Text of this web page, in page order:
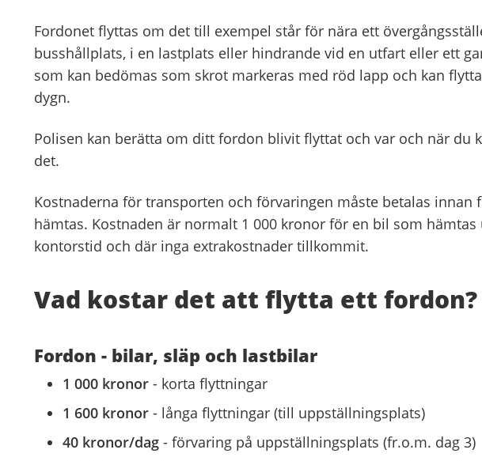
Fordonet flyttas om det till exempel står för nära ett
busshållplats, i en lastplats eller hindrande vid en utfart eller ett
som kan bedömas som skrot markeras med röd lapp och kan
dygn.
Polisen kan berätta om ditt fordon blivit flyttat och var och när du
det.
Kostnaderna för transporten och förvaringen måste betalas innan
hämtas. Kostnaden är normalt 1 000 kronor för en bil som
kontorstid och där inga extrakostnader tillkommit.
Vad kostar det att flytta ett fordon?
Fordon - bilar, släp och lastbilar
1 000 kronor - korta flyttningar
1 600 kronor - långa flyttningar (till uppställningsplats)
40 kronor/dag - förvaring på uppställningsplats (fr.o.m. dag 3)